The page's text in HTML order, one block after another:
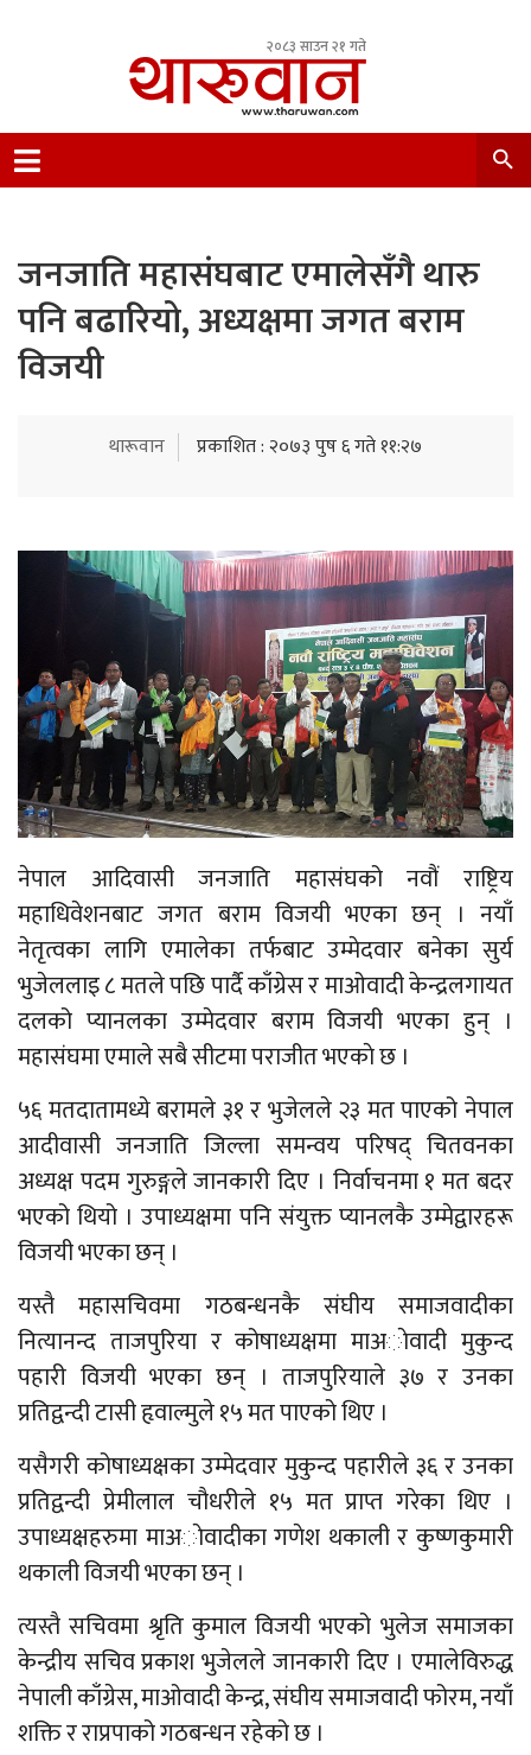
२०८३ साउन २१ गते
Nepal.
जनजाति महासंघबाट एमालेसँगै थारु
पनि बढारियो, अध्यक्षमा जगत बराम
विजयी
थारूवान प्रकाशित : २०७३ पुष ६ गते ११:२७
नेपाल आदिवासी जनजाति महासंघको नवौं राष्ट्रिय
महाधिवेशनबाट जगत बराम विजयी भएका छन् । नयाँ
नेतृत्वका लागि एमालेका तर्फबाट उम्मेदवार बनेका सुर्य
भुजेललाइ ८ मतले पछि पार्दै काँग्रेस र माओवादी केन्द्रलगायत
दलको प्यानलका उम्मेदवार बराम विजयी भएका हुन् ।
महासंघमा एमाले सबै सीटमा पराजीत भएकाे छ ।
५६ मतदातामध्ये बरामले ३१ र भुजेलले २३ मत पाएको नेपाल
आदीवासी जनजाति जिल्ला समन्वय परिषद् चितवनका
अध्यक्ष पदम गुरुङ्गले जानकारी दिए । निर्वाचनमा १ मत बदर
भएको थियो । उपाध्यक्षमा पनि संयुक्त प्यानलकै उम्मेद्वारहरू
विजयी भएका छन् ।
यस्तै महासचिवमा गठबन्धनकै संघीय समाजवादीका
नित्यानन्द ताजपुरिया र कोषाध्यक्षमा माअाेवादी मुकुन्द
पहारी विजयी भएका छन् । ताजपुरियाले ३७ र उनका
प्रतिद्वन्दी टासी हृवाल्मुले १५ मत पाएको थिए ।
यसैगरी कोषाध्यक्षका उम्मेदवार मुकुन्द पहारीले ३६ र उनका
प्रतिद्वन्दी प्रेमीलाल चौधरीले १५ मत प्राप्त गरेका थिए ।
उपाध्यक्षहरुमा माअाेवादीका गणेश थकाली र कुष्णकुमारी
थकाली विजयी भएका छन् ।
त्यस्तै सचिवमा श्रृति कुमाल विजयी भएको भुलेज समाजका
केन्द्रीय सचिव प्रकाश भुजेलले जानकारी दिए । एमालेविरुद्ध
नेपाली काँग्रेस, माओवादी केन्द्र, संघीय समाजवादी फोरम, नयाँ
शक्ति र राप्रपाको गठबन्धन रहेको छ ।